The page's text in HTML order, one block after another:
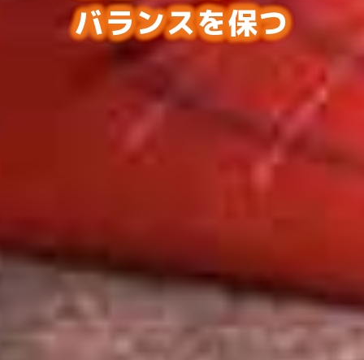
バランスを保つ